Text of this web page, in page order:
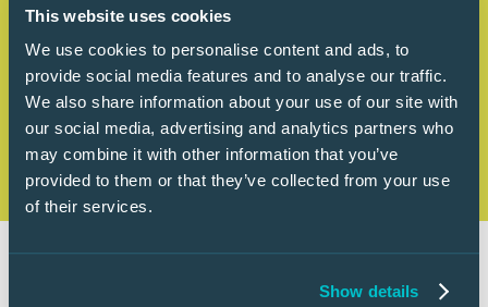
This website uses cookies
We use cookies to personalise content and ads, to
provide social media features and to analyse our traffic.
We also share information about your use of our site with
our social media, advertising and analytics partners who
may combine it with other information that you’ve
provided to them or that they’ve collected from your use
of their services.
Show details
Kirjaudu sisään: Olen käyttänyt Opeportaalia
ennenkin